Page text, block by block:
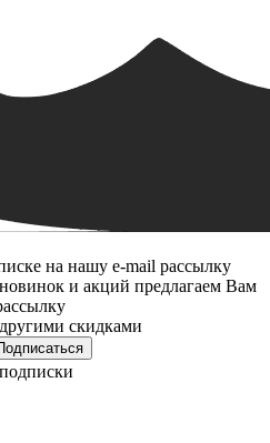
на нашу e-mail рассылку
и акций предлагаем Вам
скидками